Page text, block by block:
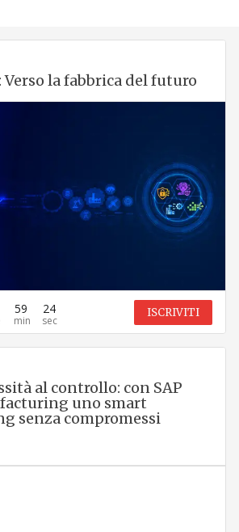
la fabbrica del futuro
59 23 ISCRIVITI
al controllo: con SAP
uno smart
senza compromessi